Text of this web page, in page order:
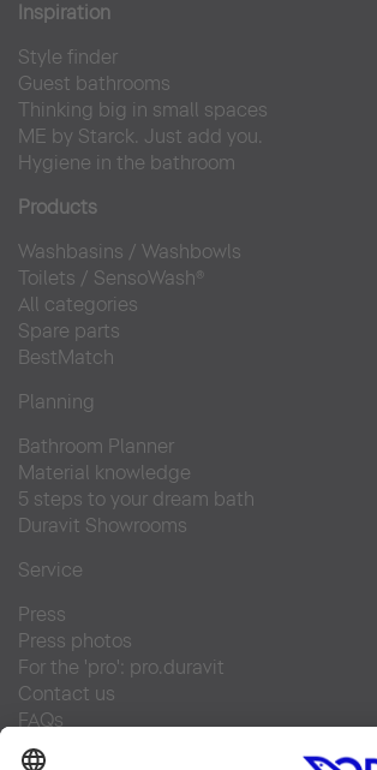
Inspiration
Style finder
Guest bathrooms
Thinking big in small spaces
ME by Starck. Just add you.
Hygiene in the bathroom
Products
Washbasins / Washbowls
Toilets / SensoWash®
All categories
Spare parts
BestMatch
Planning
Bathroom Planner
Material knowledge
5 steps to your dream bath
Duravit Showrooms
Service
Press
Press photos
For the 'pro': pro.duravit
Contact us
FAQs
Find a retailer